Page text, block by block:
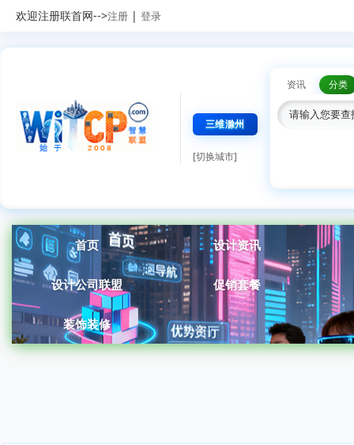
欢迎注册联首网-->注册 | 登录
三维滁州
[切换城市]
资讯 分类
首页 设计资讯
设计公司联盟 促销套餐
装饰装修